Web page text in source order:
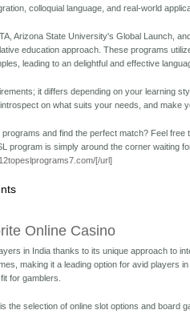
colloquial language, and real-world
Arizona State University's Global Launch,
education approach. These programs
leading to an delightful and effective
it differs depending on your learning
on what suits your needs, and make
and find the perfect match? Feel
program is simply around the corner waiting
[/url]
Online Casino
in India thanks to its unique approach to
making it a leading option for avid players
for gamblers.
the selection of online slot options and board